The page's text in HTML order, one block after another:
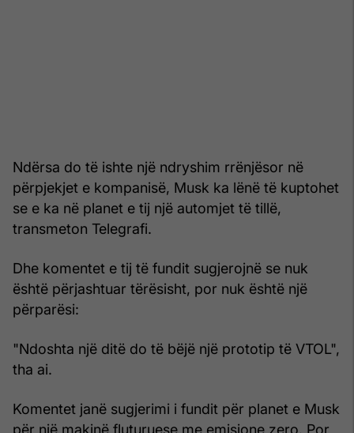
Ndërsa do të ishte një ndryshim rrënjësor në
përpjekjet e kompanisë, Musk ka lënë të kuptohet
se e ka në planet e tij një automjet të tillë,
transmeton Telegrafi.
Dhe komentet e tij të fundit sugjerojnë se nuk
është përjashtuar tërësisht, por nuk është një
përparësi:
"Ndoshta një ditë do të bëjë një prototip të VTOL",
tha ai.
Komentet janë sugjerimi i fundit për planet e Musk
për një makinë fluturuese me emisione zero. Por